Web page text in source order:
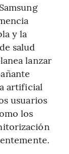
y la
salud
lanzar
artificial
usuarios
los